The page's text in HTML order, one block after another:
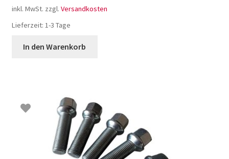
inkl. MwSt. zzgl. Versandkosten
Lieferzeit: 1-3 Tage
In den Warenkorb